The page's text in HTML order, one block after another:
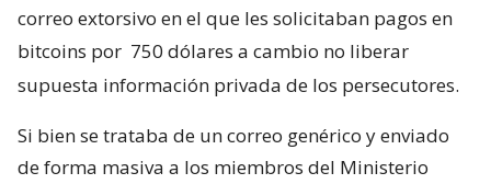
correo extorsivo en el que les solicitaban pagos en
bitcoins por 750 dólares a cambio no liberar
supuesta información privada de los persecutores.
Si bien se trataba de un correo genérico y enviado
de forma masiva a los miembros del Ministerio